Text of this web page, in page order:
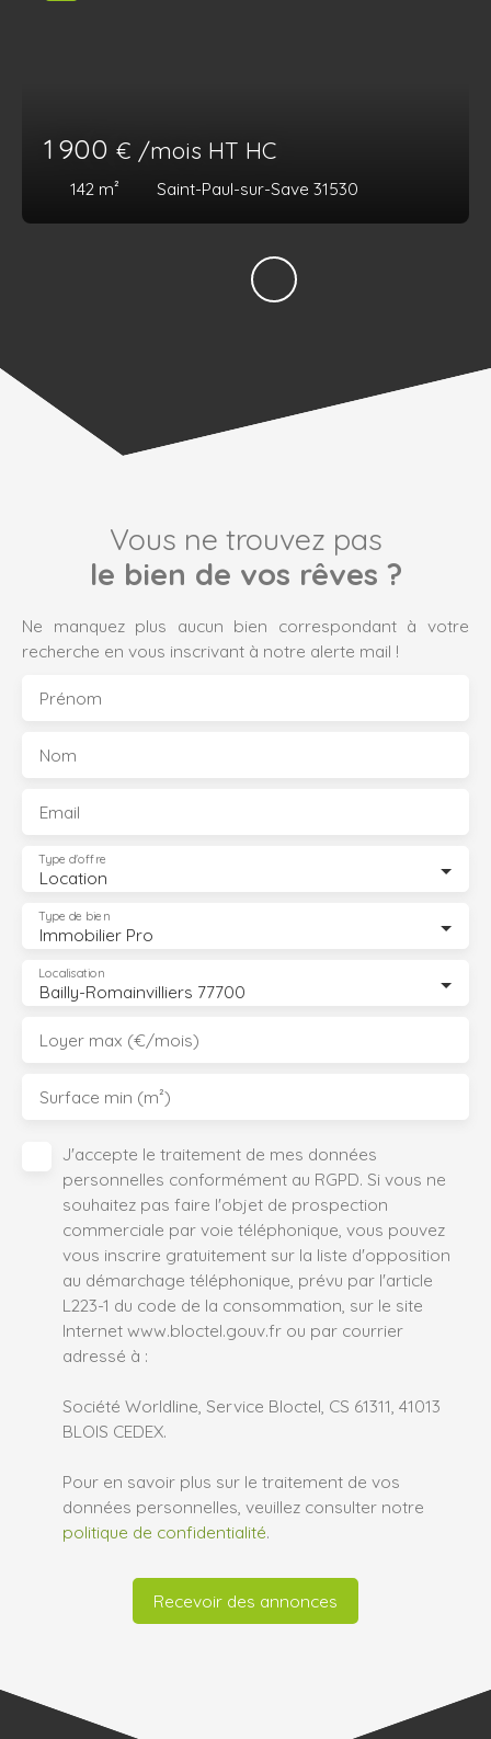
1 900 € /mois HT HC
142 m² Saint-Paul-sur-Save 31530
Vous ne trouvez pas
le bien de vos rêves ?
Ne manquez plus aucun bien correspondant à votre
recherche en vous inscrivant à notre alerte mail !
Prénom
Nom
Email
Location
Type d'offre
Immobilier Pro
Type de bien
Bailly-Romainvilliers 77700
Localisation
Loyer max (€/mois)
Surface min (m²)
J'accepte le traitement de mes données
personnelles conformément au RGPD. Si vous ne
souhaitez pas faire l'objet de prospection
commerciale par voie téléphonique, vous pouvez
vous inscrire gratuitement sur la liste d'opposition
au démarchage téléphonique, prévu par l'article
L223-1 du code de la consommation, sur le site
Internet www.bloctel.gouv.fr ou par courrier
adressé à :
Société Worldline, Service Bloctel, CS 61311, 41013
BLOIS CEDEX.
Pour en savoir plus sur le traitement de vos
données personnelles, veuillez consulter notre
politique de confidentialité.
Recevoir des annonces